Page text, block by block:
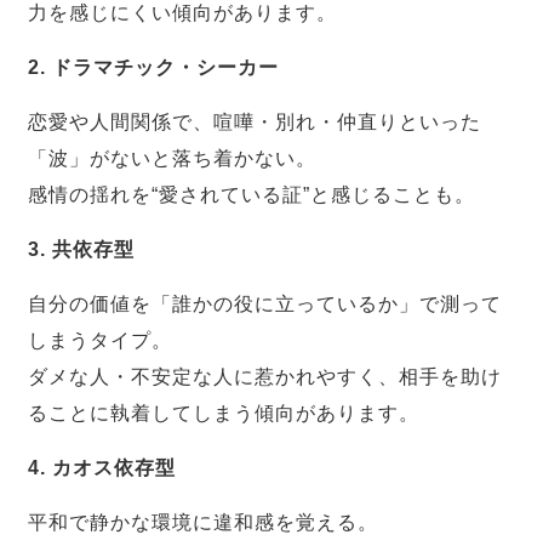
力を感じにくい傾向があります。
2. ドラマチック・シーカー
恋愛や人間関係で、喧嘩・別れ・仲直りといった
「波」がないと落ち着かない。
感情の揺れを“愛されている証”と感じることも。
3. 共依存型
自分の価値を「誰かの役に立っているか」で測って
しまうタイプ。
ダメな人・不安定な人に惹かれやすく、相手を助け
ることに執着してしまう傾向があります。
4. カオス依存型
平和で静かな環境に違和感を覚える。